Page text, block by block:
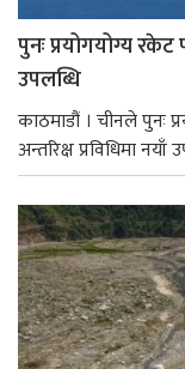
पुनः प्रयोगयोग्य
उपलब्धि
काठमाडौं । चीनले पुनः
अन्तरिक्ष प्रविधिमा